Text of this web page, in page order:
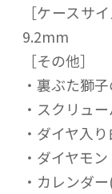
［ケースサ
9.2mm
［その他］
・裏ぶた獅
・スクリュ
・ダイヤ入
・ダイヤモ
・カレンダ